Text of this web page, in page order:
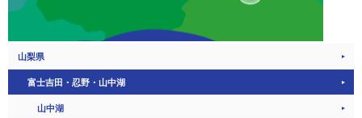
山梨県
富士吉田・忍野・山中湖
山中湖